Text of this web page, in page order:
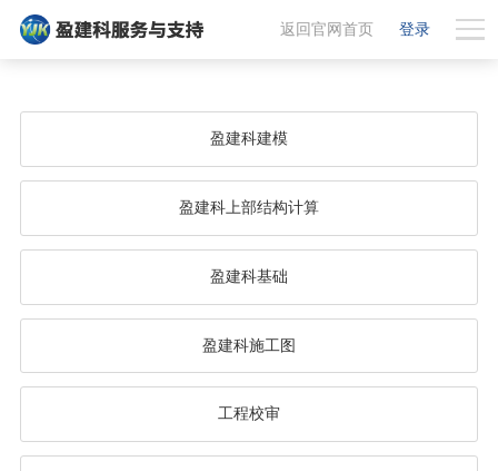
登录
返回官网首页
盈建科建模
盈建科上部结构计算
盈建科基础
盈建科施工图
工程校审